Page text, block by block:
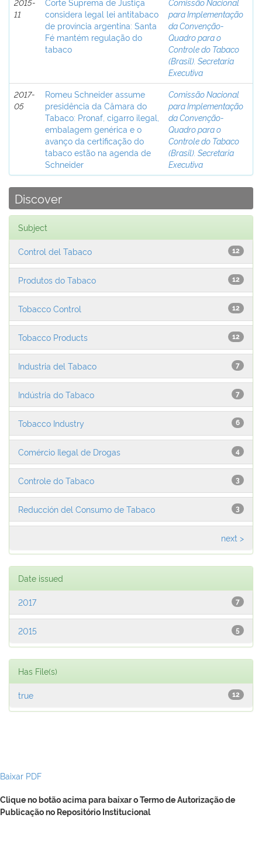
11
considera legal lei antitabaco
de província argentina: Santa
Fé mantém regulação do
tabaco
para Implementação
da Convenção-
Quadro para o
Controle do Tabaco
(Brasil). Secretaria
Executiva
2017-
05
Romeu Schneider assume
presidência da Câmara do
Tabaco: Pronaf, cigarro ilegal,
embalagem genérica e o
avanço da certificação do
tabaco estão na agenda de
Schneider
Comissão Nacional
para Implementação
da Convenção-
Quadro para o
Controle do Tabaco
(Brasil). Secretaria
Executiva
Discover
Subject
12
Control del Tabaco
12
Produtos do Tabaco
12
Tobacco Control
12
Tobacco Products
7
Industria del Tabaco
7
Indústria do Tabaco
6
Tobacco Industry
4
Comércio Ilegal de Drogas
3
Controle do Tabaco
3
Reducción del Consumo de Tabaco
next >
Date issued
7
2017
5
2015
Has File(s)
12
true
Baixar PDF
Clique no botão acima para baixar o Termo de Autorização de
Publicação no Repositório Institucional